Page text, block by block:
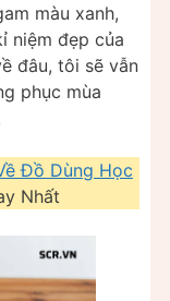
màu xanh,
niệm đẹp của
đâu, tôi sẽ vẫn
phục mùa
Đồ Dùng Học
Nhất